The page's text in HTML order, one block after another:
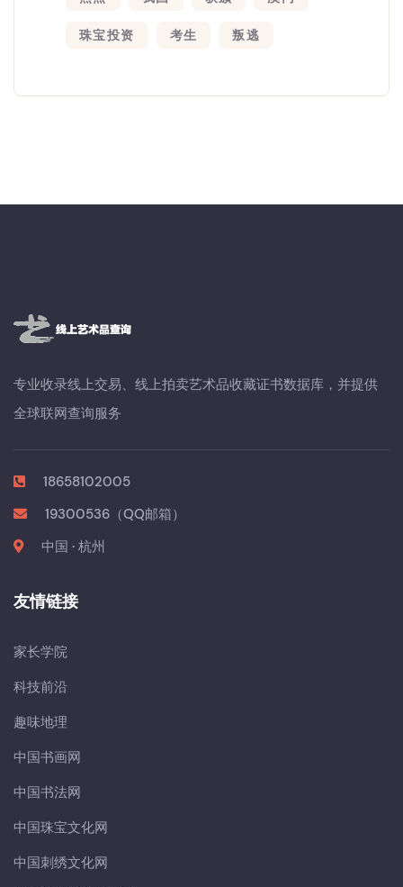
珠宝投资 考生 叛逃
专业收录线上交易、线上拍卖艺术品收藏证书数据库，并提供
全球联网查询服务
18658102005
19300536（QQ邮箱）
中国 · 杭州
友情链接
家长学院
科技前沿
趣味地理
中国书画网
中国书法网
中国珠宝文化网
中国刺绣文化网